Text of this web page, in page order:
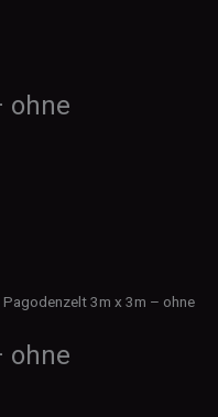
ohne
Pagodenzelt 3m x 3m – ohne
ohne